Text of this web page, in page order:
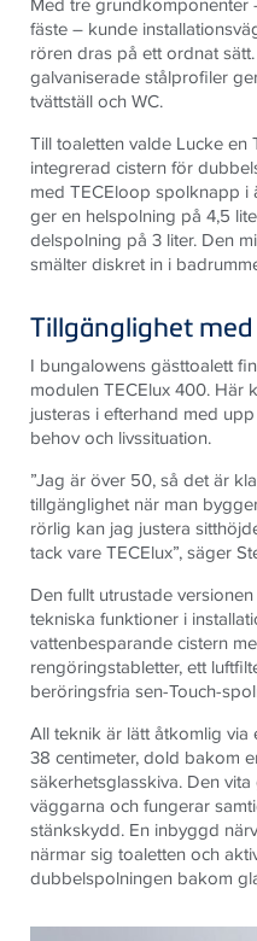
fäste – kunde
rören dras på ett ordnat
galvaniserade stålprofiler
tvättställ och WC.
Till toaletten valde Lucke en
integrerad cistern för
med TECEloop spolknapp
ger en helspolning på 4,5
delspolning på 3 liter. Den
smälter diskret in i
Tillgänglighet med
I bungalowens gästtoalett
modulen TECElux 400. Här
justeras i efterhand med
behov och livssituation.
”Jag är över 50, så det är
tillgänglighet när man
rörlig kan jag justera
tack vare TECElux”, säger
Den fullt utrustade
tekniska funktioner i
vattenbesparande cistern
rengöringstabletter, ett
beröringsfria sen-Touch-
All teknik är lätt åtkomlig
38 centimeter, dold bakom
säkerhetsglasskiva. Den
väggarna och fungerar
stänkskydd. En inbyggd
närmar sig toaletten och
dubbelspolningen bakom